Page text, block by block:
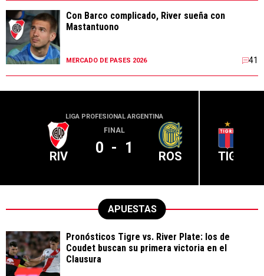
Con Barco complicado, River sueña con
Mastantuono
MERCADO DE PASES 2026 41
LIGA PROFESIONAL ARGENTINA
RIV
FINAL
0 - 1 ROS TIG
APUESTAS
Pronósticos Tigre vs. River Plate: los de
Coudet buscan su primera victoria en el
Clausura